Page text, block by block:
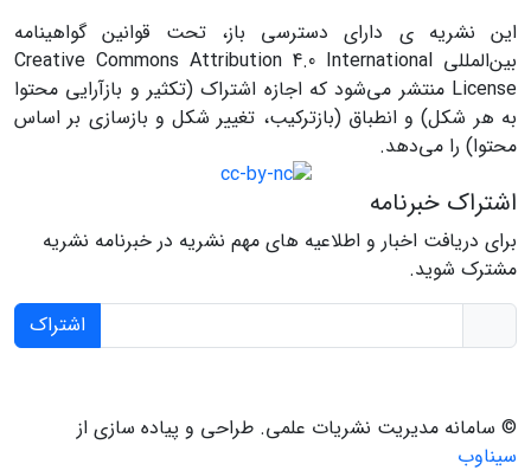
این نشریه ی دارای دسترسی باز، تحت قوانین گواهینامه
بین‌المللی Creative Commons Attribution 4.0 International
License منتشر می‌شود که اجازه اشتراک (تکثیر و بازآرایی محتوا
به هر شکل) و انطباق (بازترکیب، تغییر شکل و بازسازی بر اساس
محتوا) را می‌دهد.
اشتراک خبرنامه
برای دریافت اخبار و اطلاعیه های مهم نشریه در خبرنامه نشریه
مشترک شوید.
اشتراک
© سامانه مدیریت نشریات علمی. طراحی و پیاده سازی از
سیناوب